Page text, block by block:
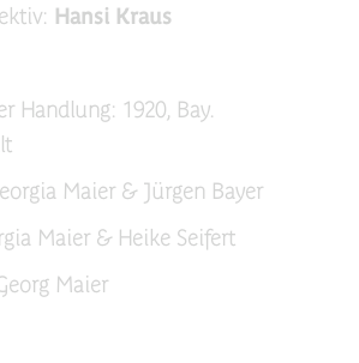
Hansi Kraus
Handlung: 1920, Bay.
Maier & Jürgen Bayer
Maier & Heike Seifert
Maier